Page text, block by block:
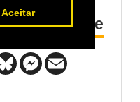
Aceitar
Gaethje